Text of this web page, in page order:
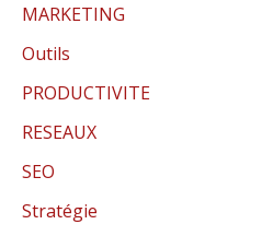
MARKETING
Outils
PRODUCTIVITE
RESEAUX
SEO
Stratégie